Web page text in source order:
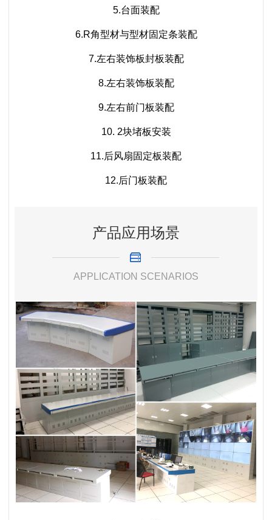
5.台面装配
6.R角型材与型材固定条装配
7.左右装饰板封板装配
8.左右装饰板装配
9.左右前门板装配
10. 2块堵板安装
11.后风扇固定板装配
12.后门板装配
产品应用场景
APPLICATION SCENARIOS